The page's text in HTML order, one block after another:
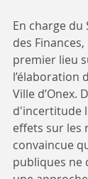
En charge du
des
premier lieu
l’élaboration
Ville d’Onex.
d'incertitude
effets sur les
convaincue
publiques ne